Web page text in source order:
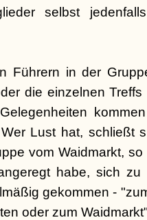
selbst
Führern in der
die einzelnen
Lust hat, schließt
vom Waidmarkt,
habe, sich zu
gekommen -
oder zum